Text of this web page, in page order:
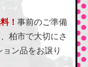
！ 事前のご準備
柏市で大切にさ
ン品をお譲り